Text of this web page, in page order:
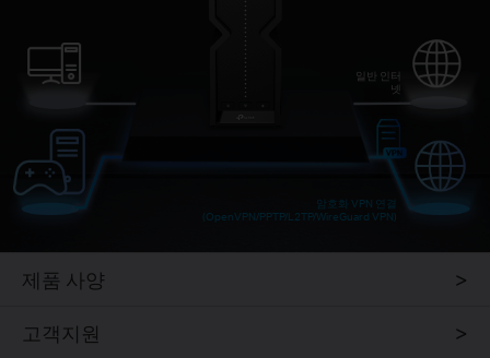
일반 인터
넷
암호화 VPN 연결
(OpenVPN/PPTP/L2TP/WireGuard VPN)
제품 사양
고객지원